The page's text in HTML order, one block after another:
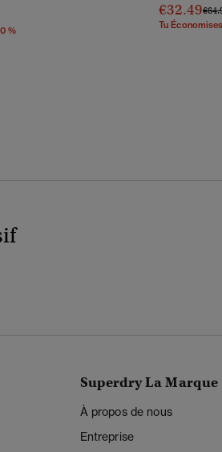
%
€32.49Prix
Tu
Superdry La Marque
À propos de nous
Entreprise